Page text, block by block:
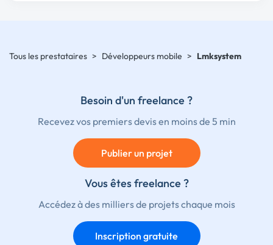
Tous les prestataires > Développeurs mobile > Lmksystem
Besoin d'un freelance ?
Recevez vos premiers devis en moins de 5 min
Publier un projet
Vous êtes freelance ?
Accédez à des milliers de projets chaque mois
Inscription gratuite